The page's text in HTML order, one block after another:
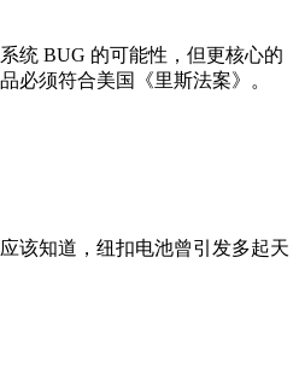
统 BUG 的可能性，但更核心的
必须符合美国《里斯法案》。
该知道，纽扣电池曾引发多起天